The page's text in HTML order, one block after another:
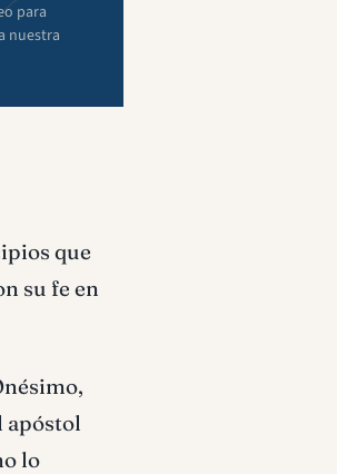
para
nuestra
que
su fe en
apóstol
lo